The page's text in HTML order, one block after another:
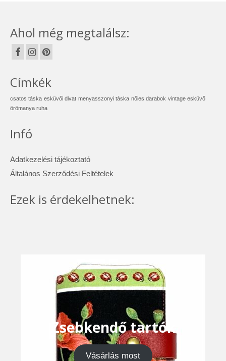
Ahol még megtalálsz:
Címkék
csatos táska esküvői divat menyasszonyi táska nőies darabok vintage esküvő
örömanya ruha
Infó
Adatkezelési tájékoztató
Általános Szerződési Feltételek
Ezek is érdekelhetnek:
Zsebkendő tartók
Vásárlás most